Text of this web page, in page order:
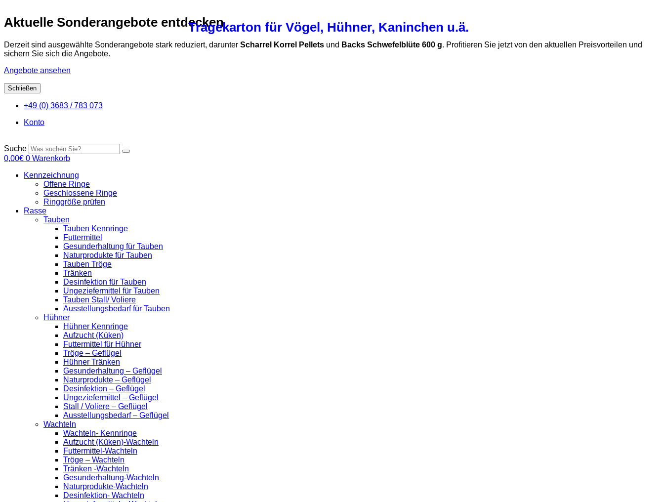
Aktuelle Sonderangebote entdecken
Derzeit sind ausgewählte Sonderangebote stark reduziert, darunter Scharrel Korrel Pellets und Backs Schwefelblüte 600 g. Profitieren Sie jetzt von den aktuellen Preisvorteilen und
sichern Sie sich die Angebote.
Angebote ansehen
Schließen
Inhalt
+49 (0) 3683 / 783 073
Konto
Suche
0,00€ 0 Warenkorb
Kennzeichnung
Offene Ringe
Geschlossene Ringe
Ringgröße prüfen
Rasse
Tauben
Tauben Kennringe
Futtermittel
Gesunderhaltung für Tauben
Naturprodukte für Tauben
Tauben Tröge
Tränken
Desinfektion für Tauben
Ungeziefermittel für Tauben
Tauben Stall/ Voliere
Ausstellungsbedarf für Tauben
Hühner
Hühner Kennringe
Aufzucht (Küken)
Futtermittel für Hühner
Tröge – Geflügel
Hühner Tränken
Gesunderhaltung – Geflügel
Naturprodukte – Geflügel
Desinfektion – Geflügel
Ungeziefermittel – Geflügel
Stall / Voliere – Geflügel
Ausstellungsbedarf – Geflügel
Wachteln
Wachteln- Kennringe
Aufzucht (Küken)-Wachteln
Futtermittel-Wachteln
Tröge – Wachteln
Tränken -Wachteln
Gesunderhaltung-Wachteln
Naturprodukte-Wachteln
Desinfektion- Wachteln
Tragekarton für Vögel, Hühner, Kaninchen u.ä.